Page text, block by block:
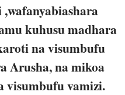
kuhusu madhara
na visumbufu
Arusha, na mikoa
visumbufu vamizi.